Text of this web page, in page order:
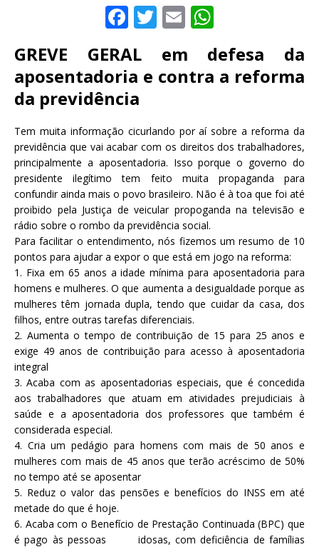
F
c
e
b
o
o
k
T
it
te
E
ai
l
h
at
s
p
p
GREVE GERAL em defesa da
aposentadoria e contra a reforma
da previdência
Tem muita informação cicurlando por aí sobre a reforma da
previdência que vai acabar com os direitos dos trabalhadores,
principalmente a aposentadoria. Isso porque o governo do
presidente ilegítimo tem feito muita propaganda para
confundir ainda mais o povo brasileiro. Não é à toa que foi até
proibido pela Justiça de veicular propoganda na televisão e
rádio sobre o rombo da previdência social.
Para facilitar o entendimento, nós fizemos um resumo de 10
pontos para ajudar a expor o que está em jogo na reforma:
1. Fixa em 65 anos a idade mínima para aposentadoria para
homens e mulheres. O que aumenta a desigualdade porque as
mulheres têm jornada dupla, tendo que cuidar da casa, dos
filhos, entre outras tarefas diferenciais.
2. Aumenta o tempo de contribuição de 15 para 25 anos e
exige 49 anos de contribuição para acesso à aposentadoria
integral
3. Acaba com as aposentadorias especiais, que é concedida
aos trabalhadores que atuam em atividades prejudiciais à
saúde e a aposentadoria dos professores que também é
considerada especial.
4. Cria um pedágio para homens com mais de 50 anos e
mulheres com mais de 45 anos que terão acréscimo de 50%
no tempo até se aposentar
5. Reduz o valor das pensões e benefícios do INSS em até
metade do que é hoje.
6. Acaba com o Benefício de Prestação Continuada (BPC) que
é pago às pessoas idosas, com deficiência de famílias